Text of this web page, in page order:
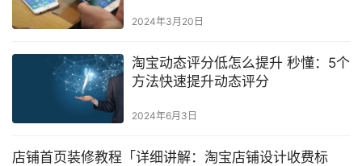
2024年3月20日
淘宝动态评分低怎么提升 秒懂：5个
方法快速提升动态评分
2024年6月3日
店铺首页装修教程「详细讲解：淘宝店铺设计收费标